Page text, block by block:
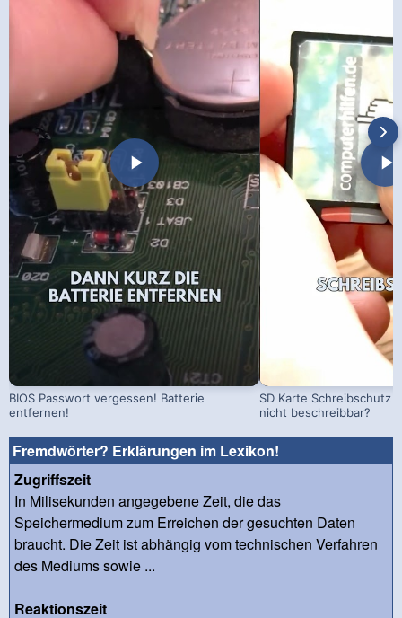
BIOS Passwort vergessen! Batterie
entfernen!
SD Karte Schreibschutz
nicht beschreibbar?
Fremdwörter? Erklärungen im Lexikon!
Zugriffszeit
In Milisekunden angegebene Zeit, die das
Speichermedium zum Erreichen der gesuchten Daten
braucht. Die Zeit ist abhängig vom technischen Verfahren
des Mediums sowie ...
Reaktionszeit